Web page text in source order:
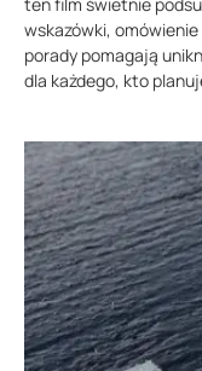
wskazówki,
porady pomagają
dla każdego, kto